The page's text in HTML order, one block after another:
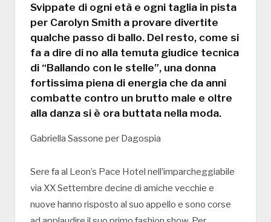
Svippate di ogni età e ogni taglia in pista
per Carolyn Smith a provare divertite
qualche passo di ballo. Del resto, come si
fa a dire di no alla temuta giudice tecnica
di “Ballando con le stelle”, una donna
fortissima piena di energia che da anni
combatte contro un brutto male e oltre
alla danza si è ora buttata nella moda.
Gabriella Sassone per Dagospia
Sere fa al Leon’s Pace Hotel nell’imparcheggiabile
via XX Settembre decine di amiche vecchie e
nuove hanno risposto al suo appello e sono corse